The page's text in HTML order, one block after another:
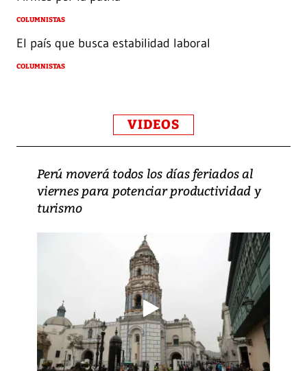
COLUMNISTAS
El país que busca estabilidad laboral
COLUMNISTAS
VIDEOS
Perú moverá todos los días feriados al
viernes para potenciar productividad y
turismo